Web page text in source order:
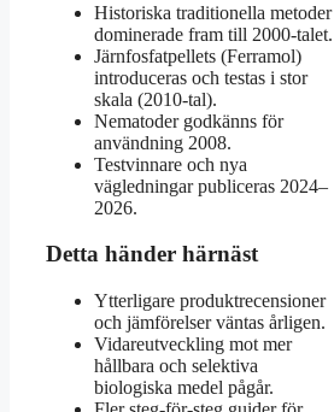
Historiska traditionella metoder
dominerade fram till 2000-talet.
Järnfosfatpellets (Ferramol)
introduceras och testas i stor
skala (2010-tal).
Nematoder godkänns för
användning 2008.
Testvinnare och nya
vägledningar publiceras 2024–
2026.
Detta händer härnäst
Ytterligare produktrecensioner
och jämförelser väntas årligen.
Vidareutveckling mot mer
hållbara och selektiva
biologiska medel pågår.